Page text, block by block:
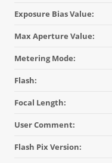
Exposure Bias Value:
Max Aperture Value:
Metering Mode:
Flash:
Focal Length:
User Comment:
Flash Pix Version: